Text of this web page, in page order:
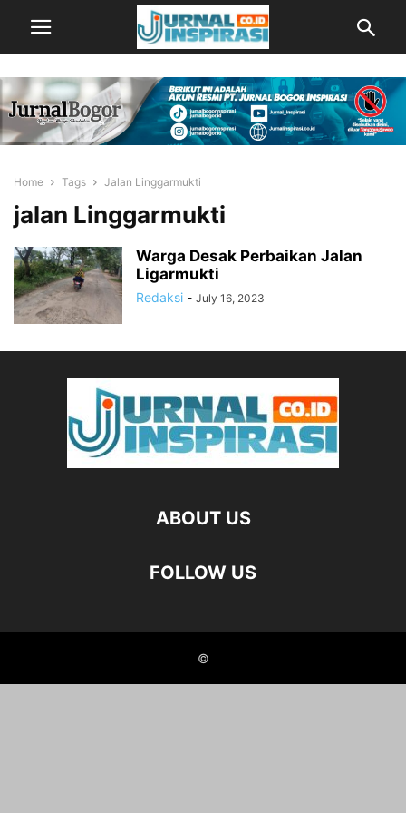
Home Tags Jalan Linggarmukti
jalan Linggarmukti
Warga Desak Perbaikan Jalan
Ligarmukti
Redaksi - July 16, 2023
ABOUT US
FOLLOW US
©